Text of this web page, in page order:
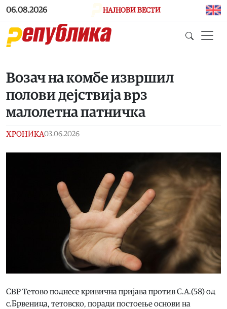
Skip to main content
06.08.2026 НАЈНОВИ ВЕСТИ
Возач на комбе извршил
полови дејствија врз
малолетна патничка
ХРОНИКА03.06.2026
СВР Тетово поднесе кривична пријава против С.А.(58) од
с.Брвеница, тетовско, поради постоење основи на